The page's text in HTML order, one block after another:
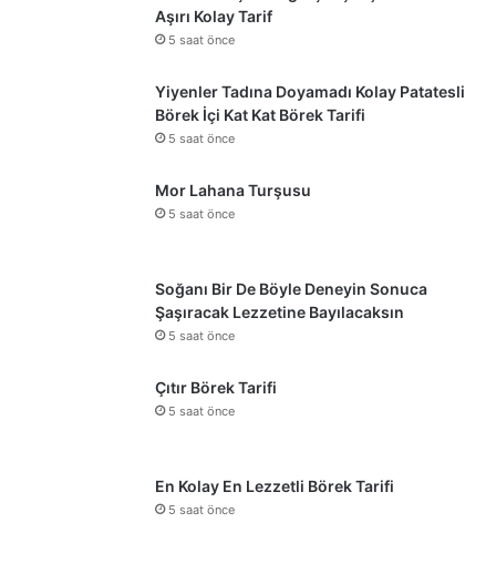
Aşırı Kolay Tarif
5 saat önce
Yiyenler Tadına Doyamadı Kolay Patatesli
Börek İçi Kat Kat Börek Tarifi
5 saat önce
Mor Lahana Turşusu
5 saat önce
Soğanı Bir De Böyle Deneyin Sonuca
Şaşıracak Lezzetine Bayılacaksın
5 saat önce
Çıtır Börek Tarifi
5 saat önce
En Kolay En Lezzetli Börek Tarifi
5 saat önce